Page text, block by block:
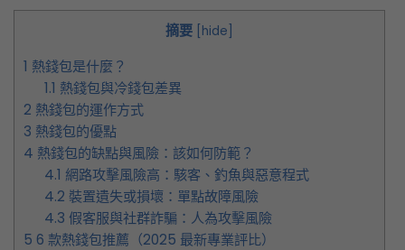
摘要 hide
1 熱錢包是什麼？
1.1 熱錢包與冷錢包差異
2 熱錢包的運作方式
3 熱錢包的優點
4 熱錢包的缺點與風險：該如何防範？
4.1 網路攻擊風險高：駭客、釣魚與惡意程式
4.2 裝置遺失或損壞：單點故障風險
4.3 假客服與社群詐騙：人為攻擊風險
5 6 款熱錢包推薦（2025 最新專業評比）